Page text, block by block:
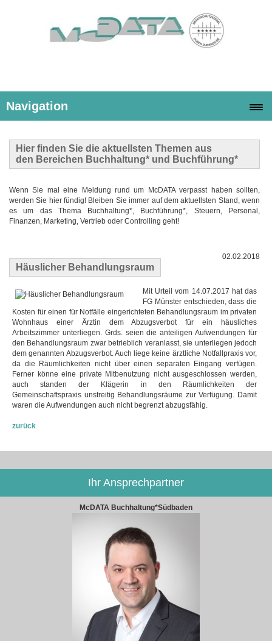
Navigation
Hier finden Sie die aktuellsten Themen aus
den Bereichen Buchhaltung* und Buchführung*
Wenn Sie mal eine Meldung rund um McDATA verpasst haben sollten,
werden Sie hier fündig! Bleiben Sie immer auf dem aktuellsten Stand, wenn
es um das Thema Buchhaltung*, Buchführung*, Steuern, Personal,
Finanzen, Marketing, Vertrieb oder Controlling geht!
Häuslicher Behandlungsraum
02.02.2018
Mit Urteil vom 14.07.2017 hat das
FG Münster entschieden, dass die
Kosten für einen für Notfälle eingerichteten Behandlungsraum im privaten
Wohnhaus einer Ärztin dem Abzugsverbot für ein häusliches
Arbeitszimmer unterliegen. Grds. seien die anteiligen Aufwendungen für
den Behandlungsraum zwar betrieblich veranlasst, sie unterliegen jedoch
dem genannten Abzugsverbot. Auch liege keine ärztliche Notfallpraxis vor,
da die Räumlichkeiten nicht über einen separaten Eingang verfügen.
Ferner könne eine private Mitbenutzung nicht ausgeschlossen werden,
auch standen der Klägerin in den Räumlichkeiten der
Gemeinschaftspraxis unstreitig Behandlungsräume zur Verfügung. Damit
waren die Aufwendungen auch nicht begrenzt abzugsfähig.
zurück
Ihr Ansprechpartner
McDATA Buchhaltung*Südbaden